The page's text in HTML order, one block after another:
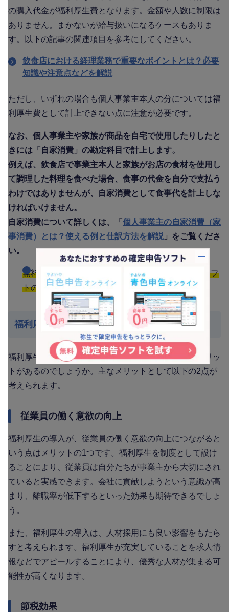
の購入代金が福利厚生費となります。金額や人数に制限は
ありません。まかないが給与扱いになるケースもありま
す。以下の記事の関連項目を参考にしてください。
飲食店における経理業務で重要なポイントとは？必要
知識や注意点などを解説
ただし、いずれの場合も個人事業主本人の分については福
利厚生費として計上できない点に注意が必要です。
なお、個人事業主や家族が商品を自宅で使用したりしたと
きには「自家消費」の勘定科目で計上します。
例えば、飲食店で事業主本人と家族がお店の食材を使用し
て調理した料理を食べた場合、食事の代金を自分で支払う
わけではありませんが、自家消費として食事代を計上しな
ければいけません。
自家消費について詳しくは、「 個人事業主の自家消費（家
事消費）とは？使える例と仕訳方法を解説 」をご覧くださ
い。
無料で【確定申告の流れがわかる手順と確定申告ソフ
トの活用方法】をダウンロードする
福利厚生を導入するメリット
福利厚生の導入は個人事業主にとって、どのようなメリッ
トがあるのでしょうか。主なメリットとして以下の2点が
考えられます。
従業員の働く意欲の向上
福利厚生の導入が、従業員の働く意欲の向上につながると
いう点はメリットの1つです。福利厚生を制度として設け
ることにより、従業員は自分たちが事業主から大切にされ
ていると実感できます。会社に貢献しようという意識が高
まり、離職率が低下するといった効果も期待できるでしょ
う。
また、福利厚生の導入は、人材採用にも良い影響をもたら
すと考えられます。福利厚生が充実していることを求人情
報などでアピールすることにより、優秀な人材が集まる可
能性が高くなります。
節税効果